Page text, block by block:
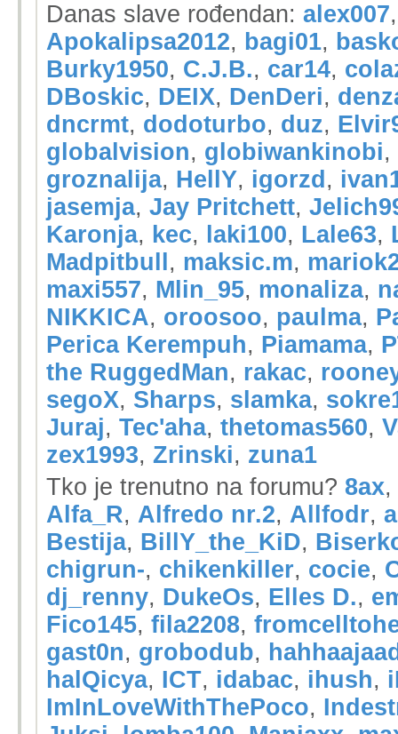
Danas slave rođendan: alex007
Apokalipsa2012, bagi01,
Burky1950, C.J.B., car14,
DBoskic, DEIX, DenDeri,
dncrmt, dodoturbo, duz,
globalvision, globiwankinobi,
groznalija, HellY, igorzd ,
jasemja, Jay Pritchett,
Karonja, kec, laki100, Lale63,
Madpitbull , maksic.m,
maxi557, Mlin_95, monaliza,
NIKKICA, oroosoo, paulma,
Perica Kerempuh, Piamama,
the RuggedMan, rakac,
segoX, Sharps, slamka,
Juraj, Tec'aha, thetomas560,
zex1993, Zrinski, zuna1
Tko je trenutno na forumu? 8ax,
Alfa_R, Alfredo nr.2, Allfodr,
Bestija, BillY_the_KiD,
chigrun-, chikenkiller, cocie,
dj_renny, DukeOs, Elles D.,
Fico145, fila2208,
gast0n, grobodub,
halQicya, ICT, idabac, ihush,
ImInLoveWithThePoco,